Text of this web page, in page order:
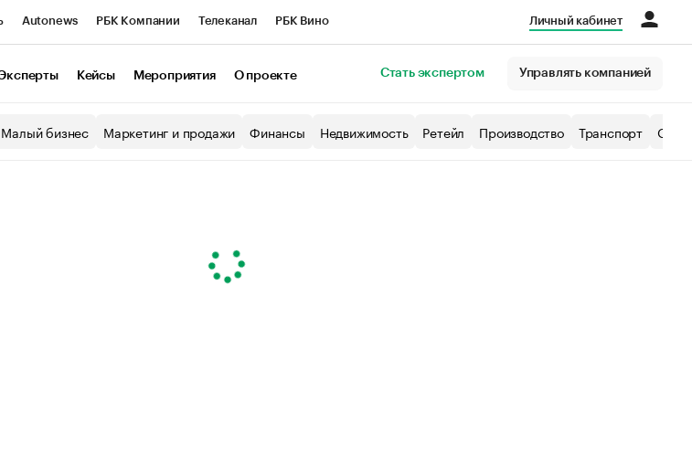
Autonews РБК Компании Телеканал РБК Вино
Экономика Бизнес
Личный кабинет
Кейсы Мероприятия О проекте Стать экспертом Управлять компанией
Малый бизнес Маркетинг и продажи Финансы Недвижимость Ретейл Производство Транспорт